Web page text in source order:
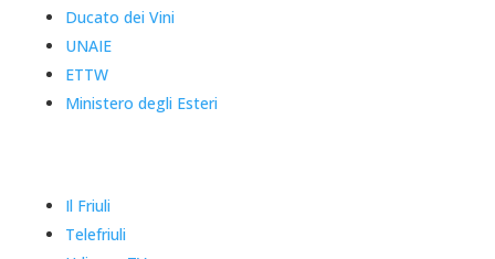
Ducato dei Vini
UNAIE
ETTW
Ministero degli Esteri
Il Friuli
Telefriuli